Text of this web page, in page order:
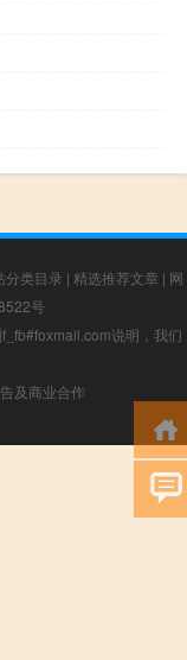
分类目录 | 精选推荐文章 | 网
号
说明，我们
及商业合作